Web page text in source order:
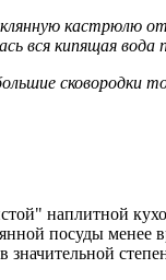
кастрюлю
вся кипящая
сковородки
наплитной
посуды менее
значительной